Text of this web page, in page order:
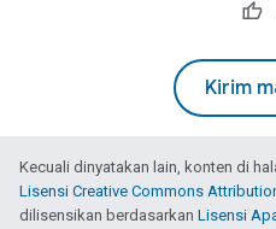
Kirim
Kecuali dinyatakan lain, konten di
Lisensi Creative Commons
dilisensikan berdasarkan Lisensi